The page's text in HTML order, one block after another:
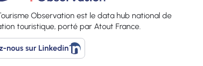
Observation est le data hub national de
touristique, porté par Atout France.
Suivez-
nous
nous sur Linkedin